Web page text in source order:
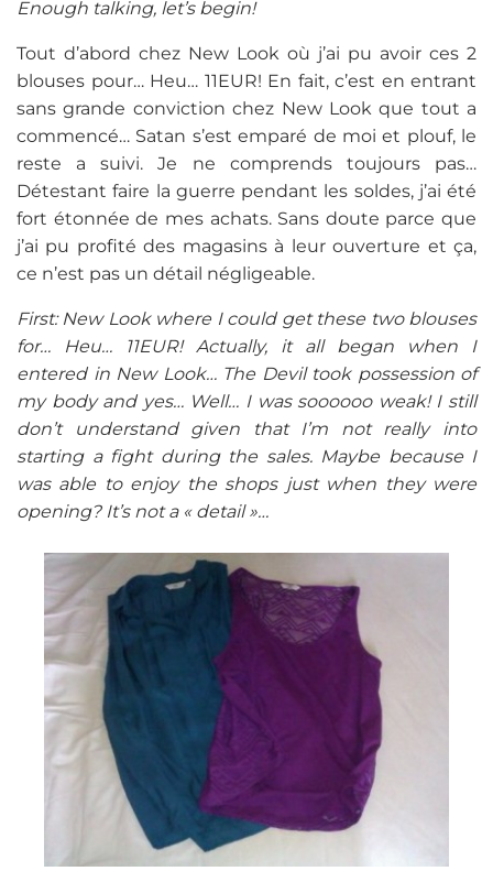
Enough talking, let’s begin!
Tout d’abord chez New Look où j’ai pu avoir ces 2
blouses pour… Heu… 11EUR! En fait, c’est en entrant
sans grande conviction chez New Look que tout a
commencé… Satan s’est emparé de moi et plouf, le
reste a suivi. Je ne comprends toujours pas…
Détestant faire la guerre pendant les soldes, j’ai été
fort étonnée de mes achats. Sans doute parce que
j’ai pu profité des magasins à leur ouverture et ça,
ce n’est pas un détail négligeable.
First: New Look where I could get these two blouses
for… Heu… 11EUR! Actually, it all began when I
entered in New Look… The Devil took possession of
my body and yes… Well… I was soooooo weak! I still
don’t understand given that I’m not really into
starting a fight during the sales. Maybe because I
was able to enjoy the shops just when they were
opening? It’s not a « detail »…